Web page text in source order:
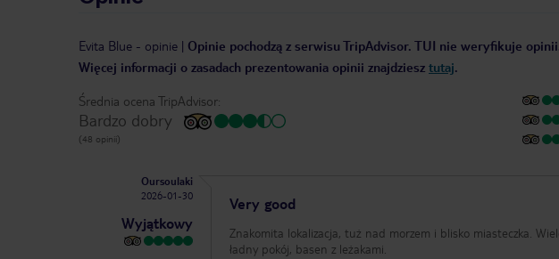
Evita Blue - opinie | Opinie pochodzą z serwisu TripAdvisor. TUI nie weryfikuje
Więcej informacji o zasadach prezentowania opinii znajdziesz tutaj.
Średnia ocena TripAdvisor:
Bardzo dobry
(48 opinii)
Oursoulaki
2026-01-30
Wyjątkowy
Very good
Znakomita lokalizacja, tuż nad morzem i blisko miasteczka.
ładny pokój, basen z leżakami.